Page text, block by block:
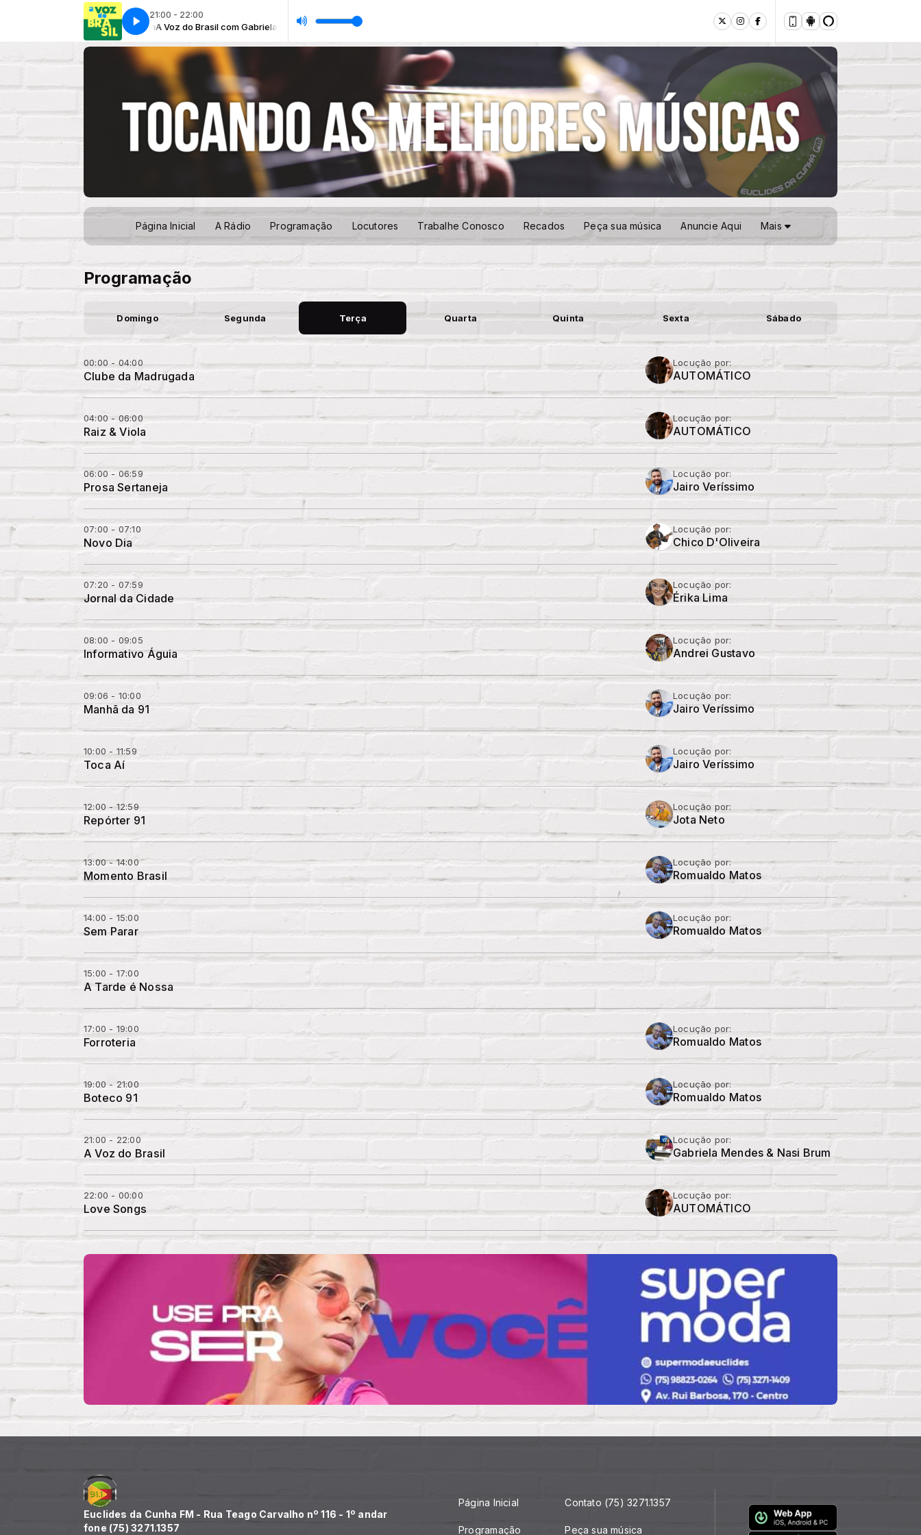
21:00 - 22:00
A Voz do Brasil com Gabriela Mendes & Nasi BrumA Voz do Brasil com Gabriela Mendes & Nasi Brum
Página Inicial A Rádio Programação Locutores Trabalhe Conosco Recados Peça sua música Anuncie Aqui Mais
Programação
Domingo Segunda Terça Quarta Quinta Sexta Sábado
00:00 - 04:00
Clube da Madrugada
Locução por:
AUTOMÁTICO
04:00 - 06:00
Raiz & Viola
Locução por:
AUTOMÁTICO
06:00 - 06:59
Prosa Sertaneja
Locução por:
Jairo Veríssimo
07:00 - 07:10
Novo Dia
Locução por:
Chico D'Oliveira
07:20 - 07:59
Jornal da Cidade
Locução por:
Érika Lima
08:00 - 09:05
Informativo Águia
Locução por:
Andrei Gustavo
09:06 - 10:00
Manhã da 91
Locução por:
Jairo Veríssimo
10:00 - 11:59
Toca Aí
Locução por:
Jairo Veríssimo
12:00 - 12:59
Repórter 91
Locução por:
Jota Neto
13:00 - 14:00
Momento Brasil
Locução por:
Romualdo Matos
14:00 - 15:00
Sem Parar
Locução por:
Romualdo Matos
15:00 - 17:00
A Tarde é Nossa
17:00 - 19:00
Forroteria
Locução por:
Romualdo Matos
19:00 - 21:00
Boteco 91
Locução por:
Romualdo Matos
21:00 - 22:00
A Voz do Brasil
Locução por:
Gabriela Mendes & Nasi Brum
22:00 - 00:00
Love Songs
Locução por:
AUTOMÁTICO
Euclides da Cunha FM - Rua Teago Carvalho nº 116 - 1º andar
fone (75) 3271.1357
Página Inicial
Programação
Contato (75) 3271.1357
Peça sua música